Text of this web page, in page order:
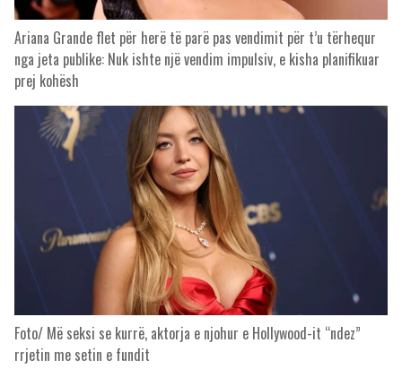
Ariana Grande flet për herë të parë pas vendimit për t’u tërhequr
nga jeta publike: Nuk ishte një vendim impulsiv, e kisha planifikuar
prej kohësh
Foto/ Më seksi se kurrë, aktorja e njohur e Hollywood-it “ndez”
rrjetin me setin e fundit